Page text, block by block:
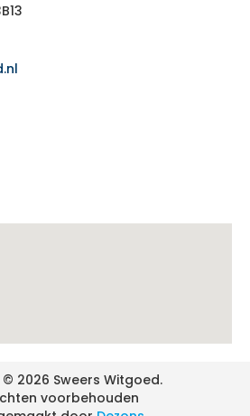
2026 Sweers Witgoed.
voorbehouden